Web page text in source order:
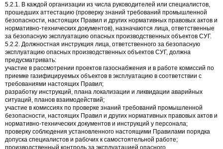
5.2.1. В каждой организации из числа руководителей или специалистов,
прошедших аттестацию (проверку знаний требований промышленной
безопасности, настоящих Правил и других нормативных правовых актов и
нормативно-технических документов), назначаются лица, ответственные
за безопасную эксплуатацию опасных производственных объектов СУГ.
5.2.2. Должностная инструкция лица, ответственного за безопасную
эксплуатацию опасных производственных объектов СУГ, должна
предусматривать:
участие в рассмотрении проектов газоснабжения и в работе комиссий по
приемке газифицируемых объектов в эксплуатацию в соответствии с
требованиями настоящих Правил;
разработку инструкций, плана локализации и ликвидации аварийных
ситуаций, планов взаимодействий;
участие в комиссиях по проверке знаний требований промышленной
безопасности, настоящих Правил и других нормативных правовых актов и
нормативно-технических документов и инструкций у персонала;
проверку соблюдения установленного настоящими Правилами порядка
допуска специалистов и рабочих к самостоятельной работе;
производственный контроль за эксплуатацией опасного